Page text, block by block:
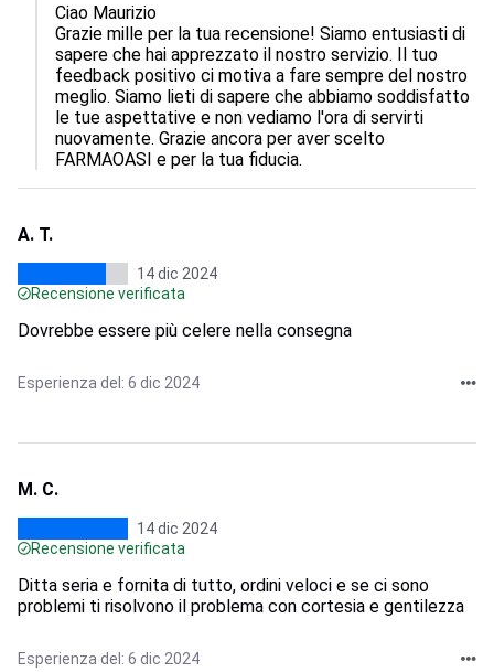
Ciao Maurizio
Grazie mille per la tua recensione! Siamo entusiasti di
sapere che hai apprezzato il nostro servizio. Il tuo
feedback positivo ci motiva a fare sempre del nostro
meglio. Siamo lieti di sapere che abbiamo soddisfatto
le tue aspettative e non vediamo l'ora di servirti
nuovamente. Grazie ancora per aver scelto
FARMAOASI e per la tua fiducia.
A. T.
14 dic 2024
Recensione verificata
Dovrebbe essere più celere nella consegna
Esperienza del: 6 dic 2024
M. C.
14 dic 2024
Recensione verificata
Ditta seria e fornita di tutto, ordini veloci e se ci sono
problemi ti risolvono il problema con cortesia e gentilezza
Esperienza del: 6 dic 2024